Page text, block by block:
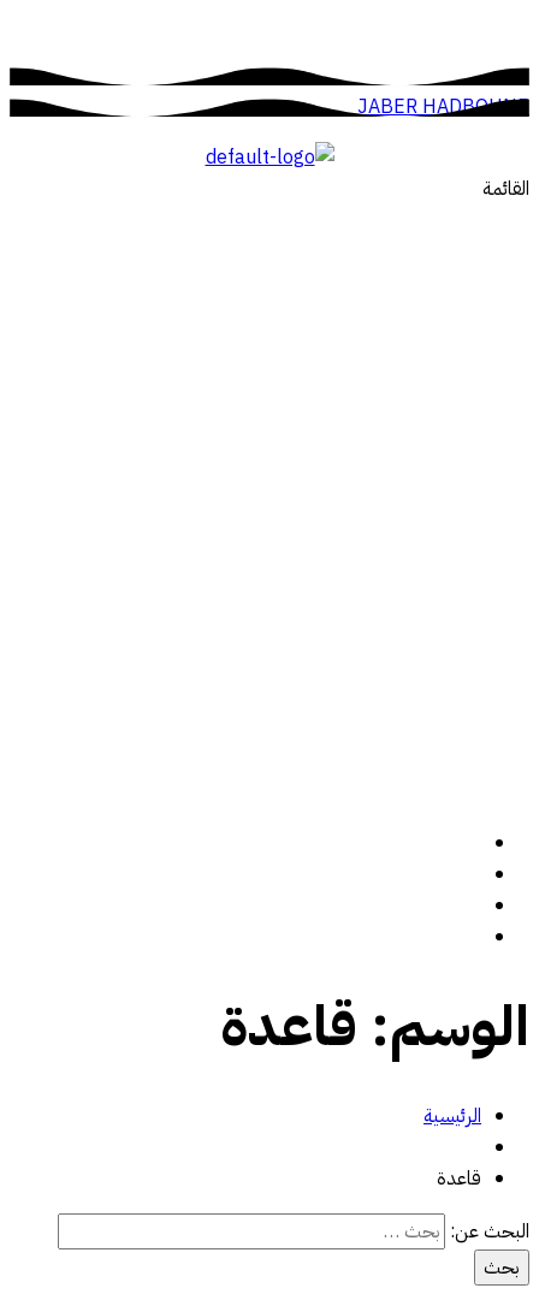
JABER HADBOUNE
القائمة
الوسم: قاعدة
الرئيسية
قاعدة
البحث عن: